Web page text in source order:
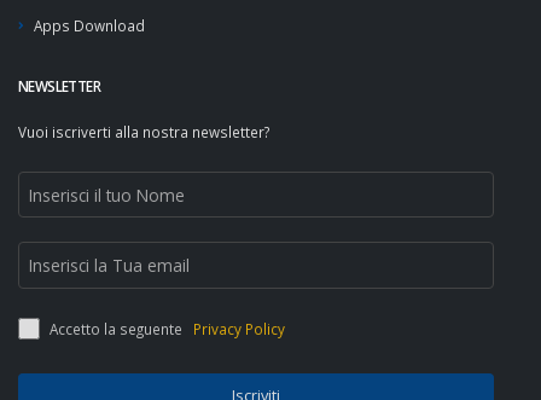
Apps Download
NEWSLETTER
Vuoi iscriverti alla nostra newsletter?
Accetto la seguente Privacy Policy
Iscriviti